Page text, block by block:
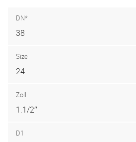
DN*
38
Size
24
Zoll
1.1/2″
D1